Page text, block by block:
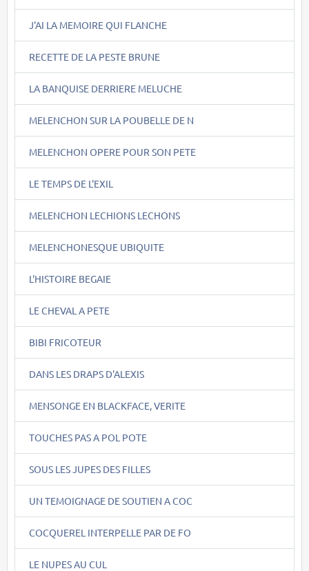
J'AI LA MEMOIRE QUI FLANCHE
RECETTE DE LA PESTE BRUNE
LA BANQUISE DERRIERE MELUCHE
MELENCHON SUR LA POUBELLE DE N
MELENCHON OPERE POUR SON PETE
LE TEMPS DE L'EXIL
MELENCHON LECHIONS LECHONS
MELENCHONESQUE UBIQUITE
L'HISTOIRE BEGAIE
LE CHEVAL A PETE
BIBI FRICOTEUR
DANS LES DRAPS D'ALEXIS
MENSONGE EN BLACKFACE, VERITE
TOUCHES PAS A POL POTE
SOUS LES JUPES DES FILLES
UN TEMOIGNAGE DE SOUTIEN A COC
COCQUEREL INTERPELLE PAR DE FO
LE NUPES AU CUL